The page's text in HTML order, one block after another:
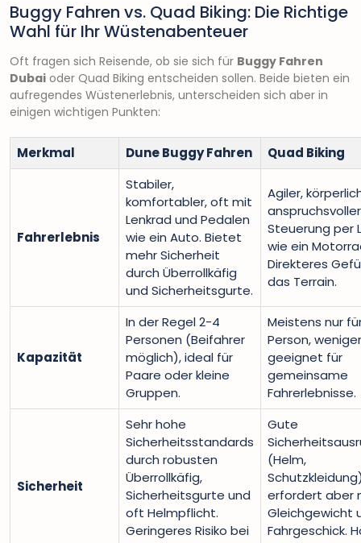
Buggy Fahren vs. Quad Biking: Die Richtige
Wahl für Ihr Wüstenabenteuer
Oft fragen sich Reisende, ob sie sich für Buggy Fahren
Dubai oder Quad Biking entscheiden sollen. Beide bieten ein
aufregendes Wüstenerlebnis, unterscheiden sich aber in
einigen wichtigen Punkten:
Merkmal Dune Buggy Fahren Quad Biking
Fahrerlebnis
Stabiler,
komfortabler, oft mit
Lenkrad und Pedalen
wie ein Auto. Bietet
mehr Sicherheit
durch Überrollkäfig
und Sicherheitsgurte.
Agiler,
Steuerung per
wie ein
Direkteres
das Terrain.
Kapazität
In der Regel 2-4
Personen (Beifahrer
möglich), ideal für
Paare oder kleine
Gruppen.
Meistens nur
Person, weniger
geeignet für
gemeinsame
Fahrerlebnisse.
Sicherheit
Sehr hohe
Sicherheitsstandards
durch robusten
Überrollkäfig,
Sicherheitsgurte und
oft Helmpflicht.
Geringeres Risiko bei
Gute
(Helm,
erfordert aber
Gleichgewicht
Fahrgeschick.